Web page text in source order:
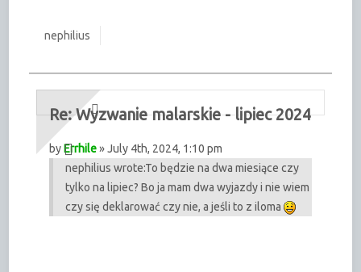
nephilius
Re: Wyzwanie malarskie - lipiec 2024
byErrhile» July 4th, 2024, 1:10 pm
nephilius wrote:To będzie na dwa miesiące czy
tylko na lipiec? Bo ja mam dwa wyjazdy i nie wiem
czy się deklarować czy nie, a jeśli to z iloma